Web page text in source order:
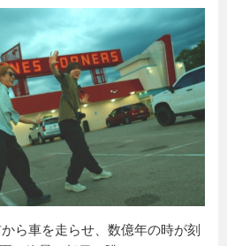
ら車を走らせ、数億年の時が刻